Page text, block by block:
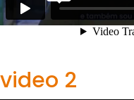
video 2